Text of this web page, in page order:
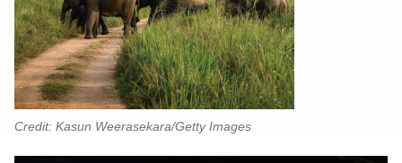
Credit: Kasun Weerasekara/Getty Images